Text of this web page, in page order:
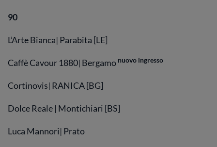
90
L’Arte Bianca| Parabita [LE]
Caffè Cavour 1880| Bergamo nuovo ingresso
Cortinovis| RANICA [BG]
Dolce Reale | Montichiari [BS]
Luca Mannori| Prato